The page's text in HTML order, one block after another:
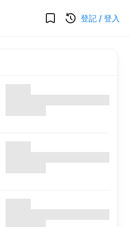
登記 / 登入